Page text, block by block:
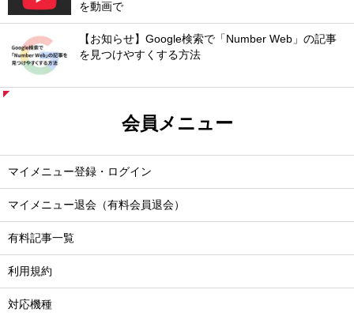
を動画で
【お知らせ】Google検索で「Number Web」の記事
を見つけやすくする方法
会員メニュー
マイメニュー登録・ログイン
マイメニュー退会（有料会員退会）
有料記事一覧
利用規約
対応機種